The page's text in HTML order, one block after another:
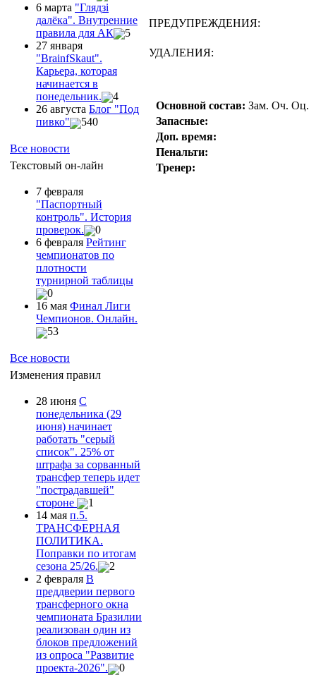
6 марта "Глядзi
далёка". Внутренние
правила для АК
5
27 января
"ВrainfSkaut".
Карьера, которая
начинается в
понедельник.
4
26 августа Блог "Под
пивко"
540
Все новости
Текстовый он-лайн
7 февраля
"Паспортный
контроль". История
проверок.
0
6 февраля Рейтинг
чемпионатов по
плотности
турнирной таблицы
0
16 мая Финал Лиги
Чемпионов. Онлайн.
53
Все новости
Изменения правил
28 июня С
понедельника (29
июня) начинает
работать "серый
список". 25% от
штрафа за сорванный
трансфер теперь идет
"пострадавшей"
стороне
1
14 мая п.5.
ТРАНСФЕРНАЯ
ПОЛИТИКА.
Поправки по итогам
сезона 25/26.
2
2 февраля В
преддверии первого
трансферного окна
чемпионата Бразилии
реализован один из
блоков предложений
из опроса "Развитие
проекта-2026".
0
ПРЕДУПРЕЖДЕНИЯ:
УДАЛЕНИЯ:
Основной состав: Зам. Оч. Оц.
Запасные:
Доп. время:
Пенальти:
Тренер: